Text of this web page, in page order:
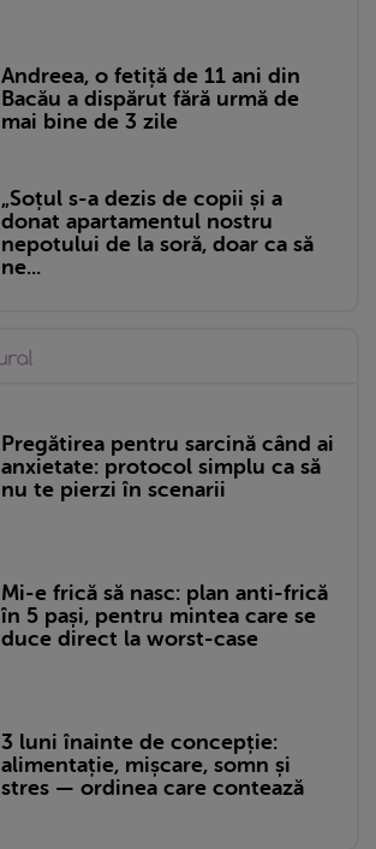
Andreea, o fetiță de 11 ani din
Bacău a dispărut fără urmă de
mai bine de 3 zile
„Soțul s-a dezis de copii și a
donat apartamentul nostru
nepotului de la soră, doar ca să
ne...
Pregătirea pentru sarcină când ai
anxietate: protocol simplu ca să
nu te pierzi în scenarii
Mi-e frică să nasc: plan anti-frică
în 5 pași, pentru mintea care se
duce direct la worst-case
3 luni înainte de concepție:
alimentație, mișcare, somn și
stres — ordinea care contează